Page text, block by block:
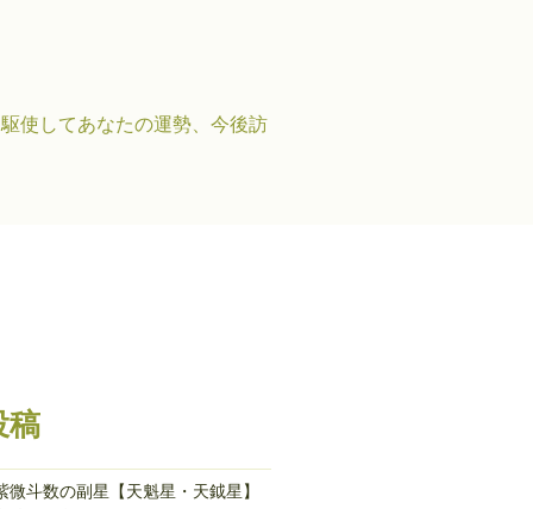
使してあなたの運勢、今後訪
稿
微斗数の副星【天魁星・天鉞星】